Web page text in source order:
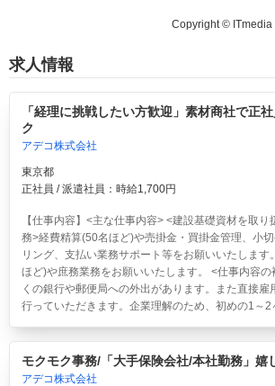
Copyright © ITmedia
求人情報
「経理に挑戦したい方歓迎」素材商社で正
ク
アデコ株式会社
東京都
正社員 / 派遣社員：時給1,700円
【仕事内容】<主な仕事内容> <建設基礎資材を取
務>経費精算(50名ほど)や売掛金・買掛金管理、小
リング、支払い業務サポート等をお願いいたします
ほど)や庶務業務をお願いいたします。 <仕事内容の
くの銀行や郵便局への外出があります。また直接雇
行っていただきます。企業理解のため、初めの1～2
モクモク事務/「大手保険会社/本社勤務」嬉
アデコ株式会社